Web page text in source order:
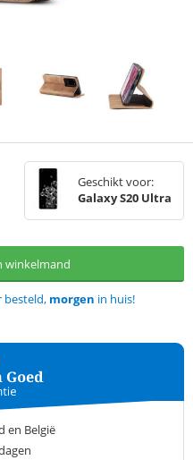
Geschikt voor:
Galaxy S20 Ultra
winkelmand
morgen in huis!
en België